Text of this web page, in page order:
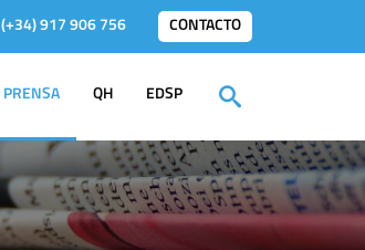
(+34) 917 906 756 CONTACTO
PRENSA QH EDSP